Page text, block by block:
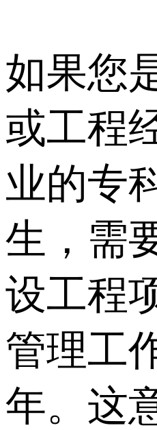
如果您
或工程
业的专
生，需
设工程
管理工
年。这